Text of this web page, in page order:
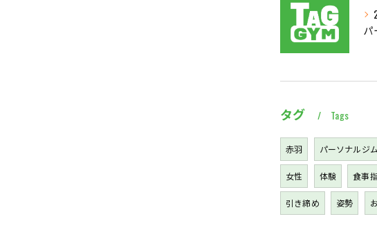
タグ Tags
赤羽 パーソナルジム
女性 体験 食事
引き締め 姿勢